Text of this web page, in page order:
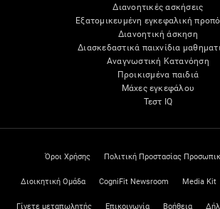
Διανοητικές ασκήσεις
Εξατομικευμένη εγκεφαλική
Διανοητική άσκηση
Διασκεδαστικά παιχνίδια
Αναγνωστική Κατανόηση
Προικισμένα παιδιά
Μάχες εγκεφάλου
Τεστ IQ
Όροι Χρήσης Πολιτική Προστασίας
Διοικητική Ομάδα CogniFit Newsroom Media Kit
Γίνετε μεταπωλητής Επικοινωνία Βοήθεια